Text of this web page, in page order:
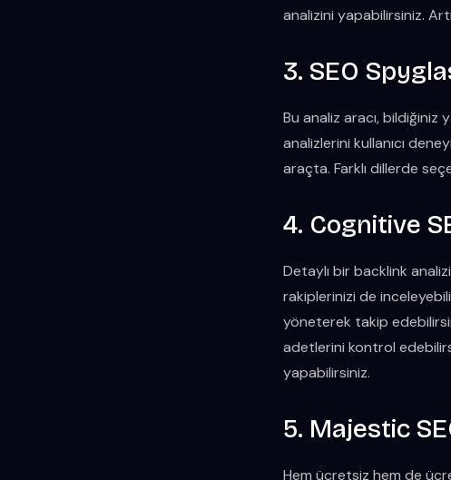
analizini yapabilirsiniz.
3. SEO
Bu analiz aracı, bildiğiniz
analizlerini kullanıcı
araçta. Farklı dillerde
4. Cognitive
Detaylı bir backlink
rakiplerinizi de
yöneterek takip
adetlerini kontrol
yapabilirsiniz.
5. Majestic
Hem ücretsiz hem de